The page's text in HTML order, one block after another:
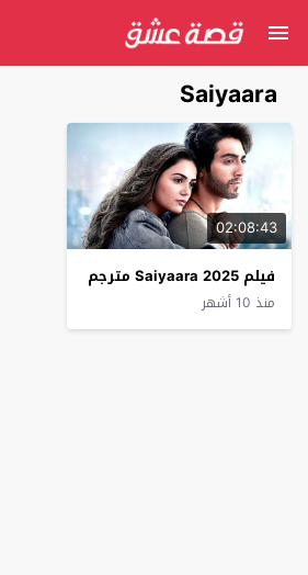
Saiyaara
02:08:43
فيلم Saiyaara 2025 مترجم
منذ 10 أشهر